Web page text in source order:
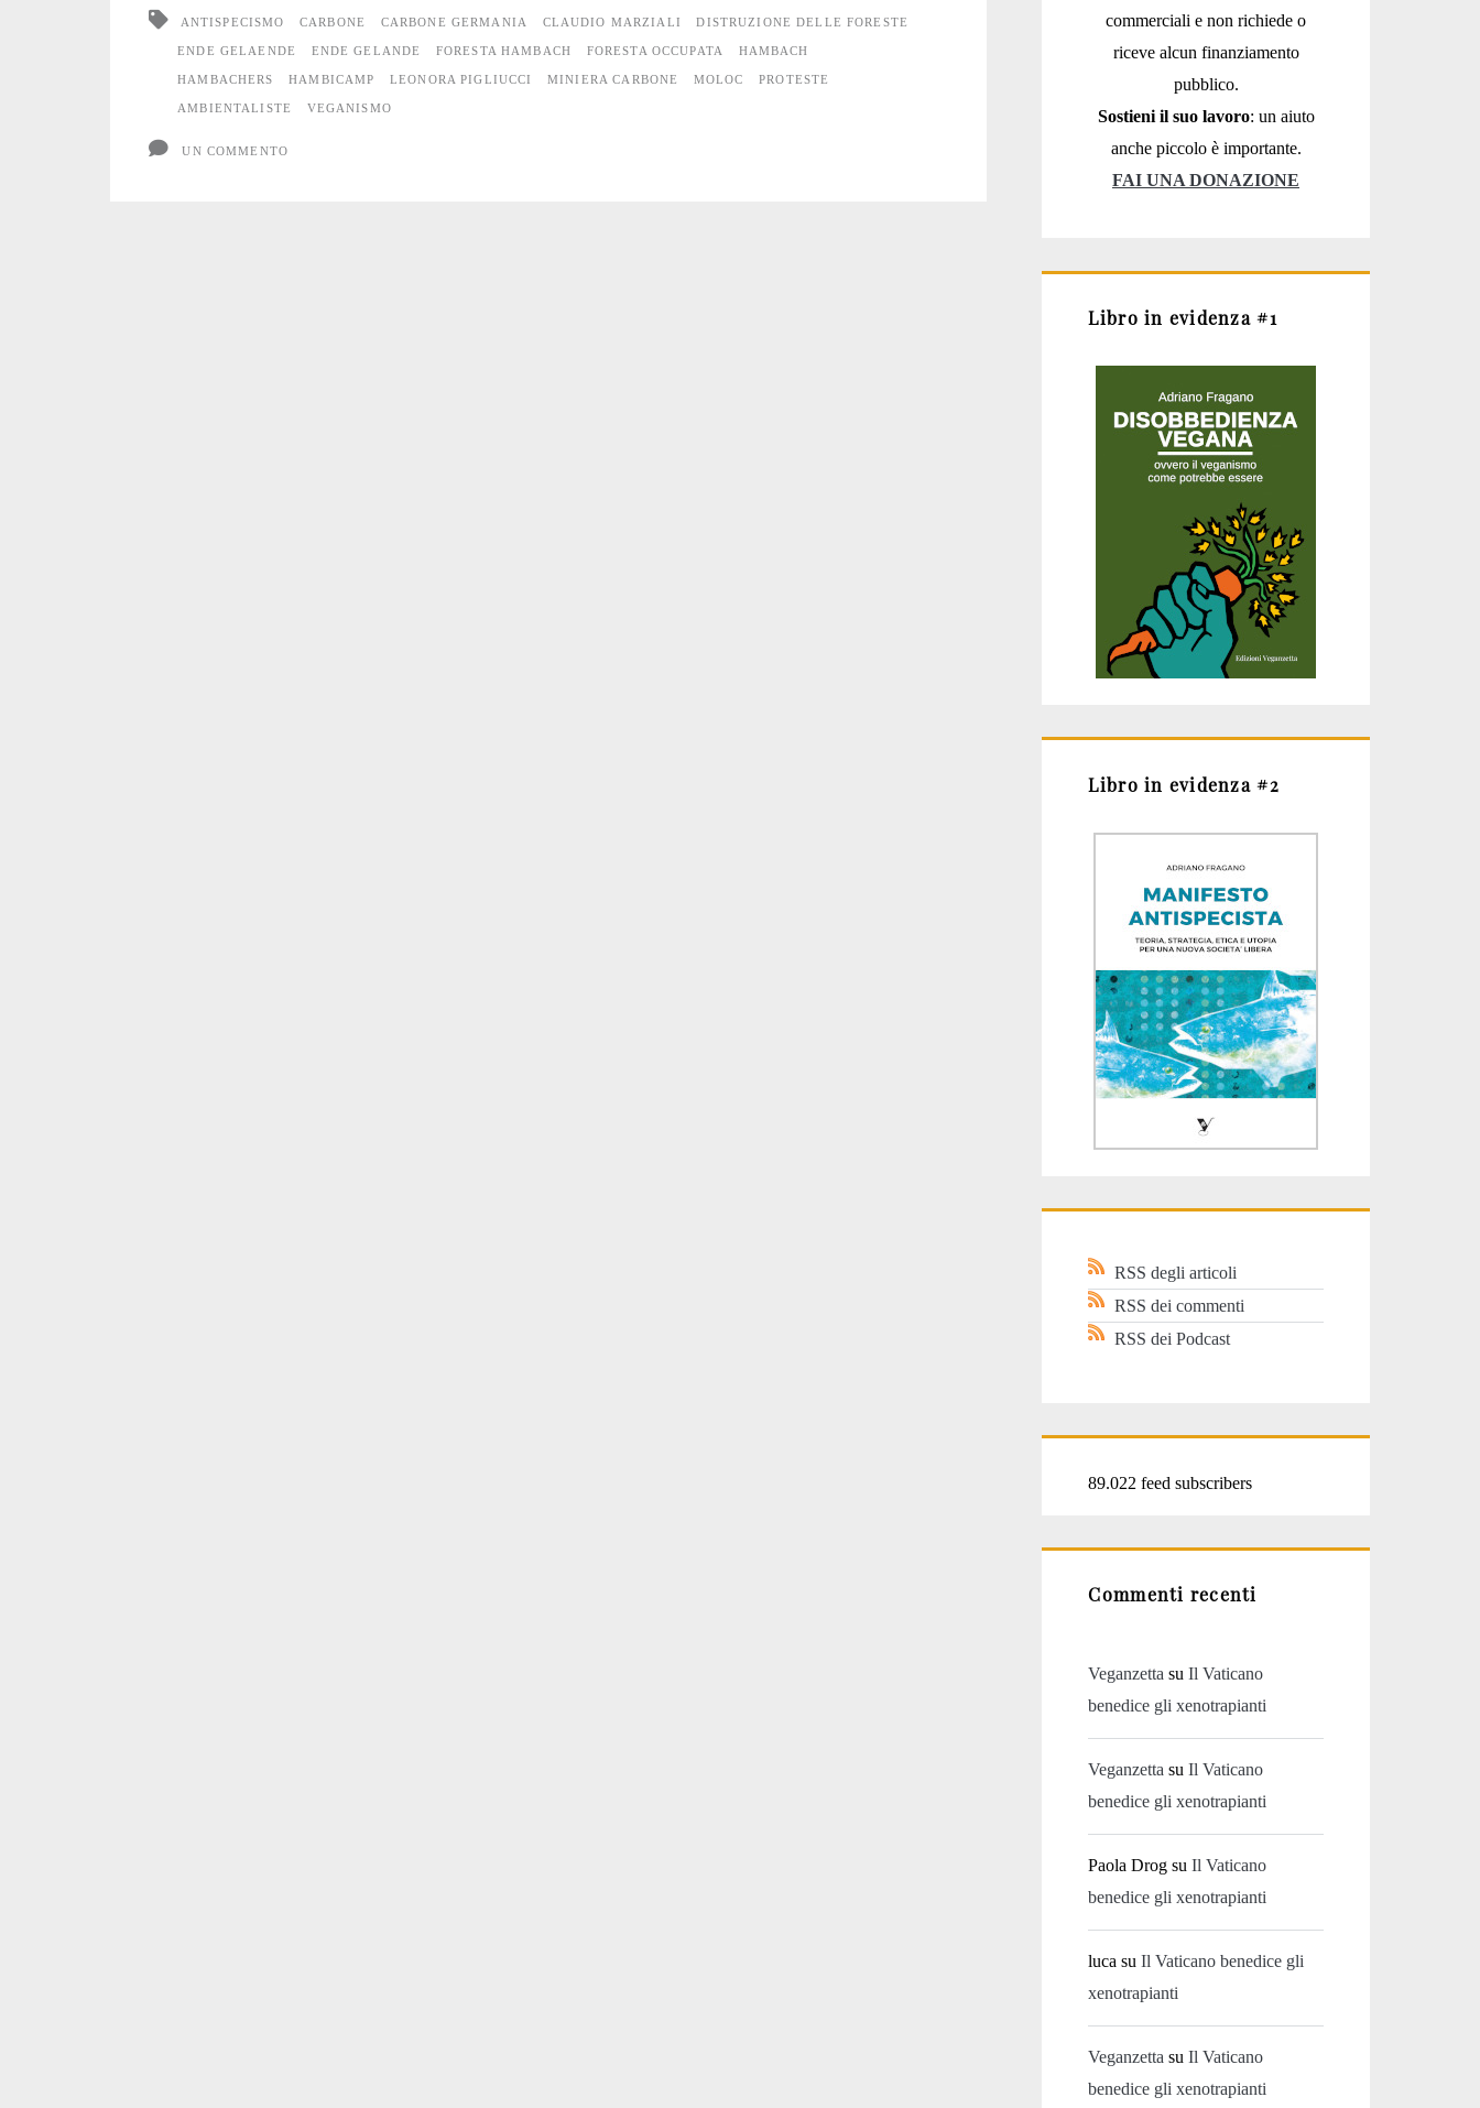
un
documentario
ANTISPECISMO CARBONE CARBONE GERMANIA CLAUDIO MARZIALI DISTRUZIONE DELLE FORESTE
ENDE GELAENDE ENDE GELANDE FORESTA HAMBACH FORESTA OCCUPATA HAMBACH
HAMBACHERS HAMBICAMP LEONORA PIGLIUCCI MINIERA CARBONE MOLOC PROTESTE
AMBIENTALISTE VEGANISMO
UN COMMENTO
commerciali e non richiede o
riceve alcun finanziamento
pubblico.
Sostieni il suo lavoro: un aiuto
anche piccolo è importante.
FAI UNA DONAZIONE
Libro in evidenza #1
Libro in evidenza #2
RSS degli articoli
RSS dei commenti
RSS dei Podcast
89.022 feed subscribers
Commenti recenti
Veganzetta suIl Vaticano
benedice gli xenotrapianti
Veganzetta suIl Vaticano
benedice gli xenotrapianti
Paola Drog suIl Vaticano
benedice gli xenotrapianti
luca suIl Vaticano benedice gli
xenotrapianti
Veganzetta suIl Vaticano
benedice gli xenotrapianti